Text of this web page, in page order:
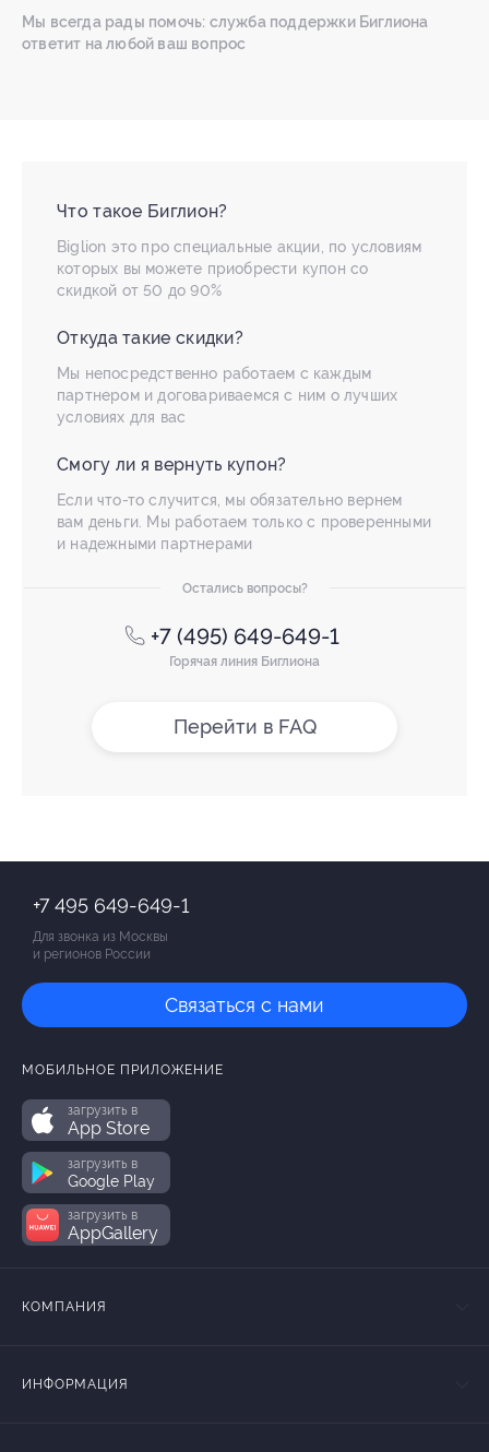
Мы всегда рады помочь: служба поддержки Биглиона
ответит на любой ваш вопрос
Что такое Биглион?
Biglion это про специальные акции, по условиям
которых вы можете приобрести купон со
скидкой от 50 до 90%
Откуда такие скидки?
Мы непосредственно работаем с каждым
партнером и договариваемся с ним о лучших
условиях для вас
Смогу ли я вернуть купон?
Если что-то случится, мы обязательно вернем
вам деньги. Мы работаем только с проверенными
и надежными партнерами
Остались вопросы?
+7 (495) 649-649-1
Горячая линия Биглиона
Перейти в FAQ
+7 495 649-649-1
Для звонка из Москвы
и регионов России
Связаться с нами
МОБИЛЬНОЕ ПРИЛОЖЕНИЕ
загрузить в
App Store
загрузить в
Google Play
загрузить в
AppGallery
КОМПАНИЯ
ИНФОРМАЦИЯ